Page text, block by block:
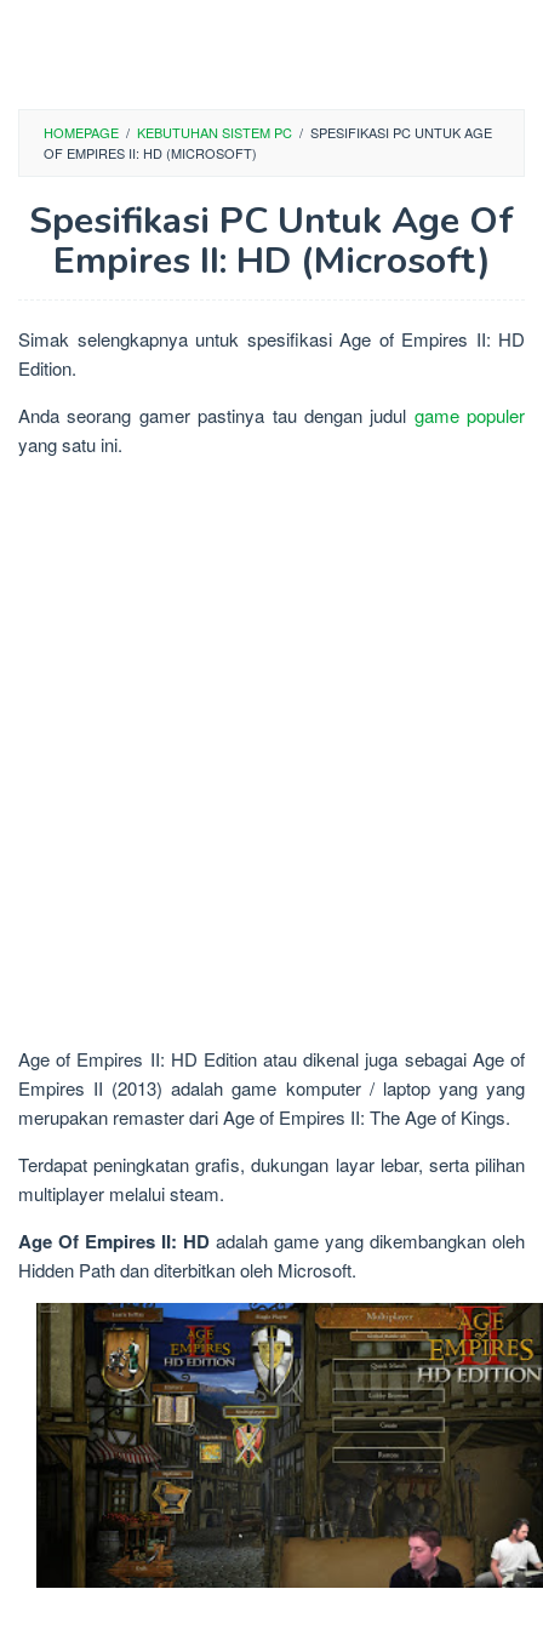
HOMEPAGE / KEBUTUHAN SISTEM PC / SPESIFIKASI PC UNTUK AGE
OF EMPIRES II: HD (MICROSOFT)
Spesifikasi PC Untuk Age Of
Empires II: HD (Microsoft)
Simak selengkapnya untuk spesifikasi Age of Empires II: HD
Edition.
Anda seorang gamer pastinya tau dengan judul game populer
yang satu ini.
Age of Empires II: HD Edition atau dikenal juga sebagai Age of
Empires II (2013) adalah game komputer / laptop yang yang
merupakan remaster dari Age of Empires II: The Age of Kings.
Terdapat peningkatan grafis, dukungan layar lebar, serta pilihan
multiplayer melalui steam.
Age Of Empires II: HD adalah game yang dikembangkan oleh
Hidden Path dan diterbitkan oleh Microsoft.